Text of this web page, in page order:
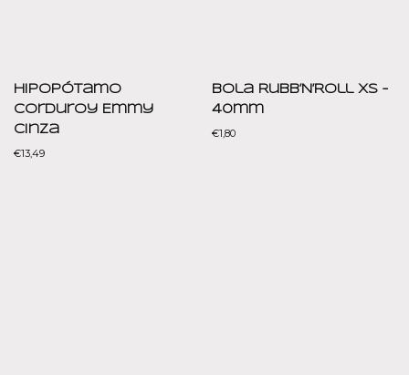
Hipopótamo
Corduroy Emmy
Cinza
€13,49
Bola Rubb’N’Roll XS –
40mm
€1,80